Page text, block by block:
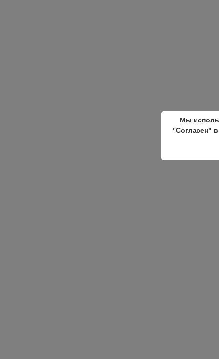
Мы
"Согласен"